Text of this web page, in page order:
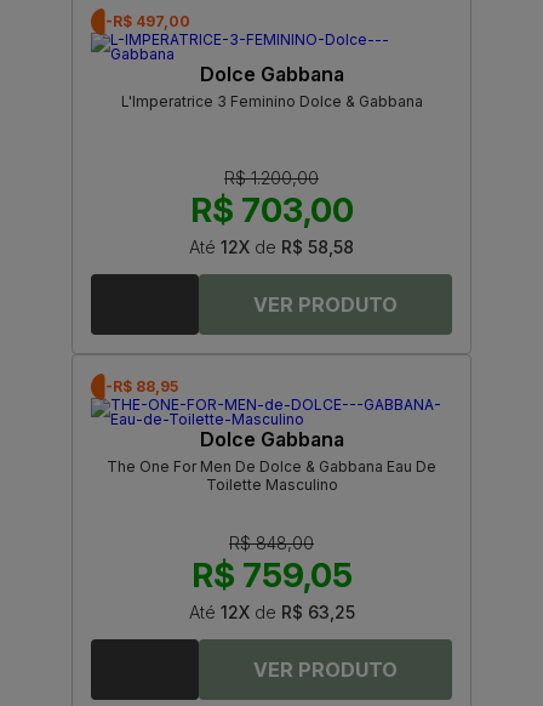
-R$ 497,00
Dolce Gabbana
L'Imperatrice 3 Feminino Dolce & Gabbana
R$ 1.200,00
R$ 703,00
Até 12X de R$ 58,58
-R$ 88,95
Dolce Gabbana
The One For Men De Dolce & Gabbana Eau De
Toilette Masculino
R$ 848,00
R$ 759,05
Até 12Xde R$ 63,25